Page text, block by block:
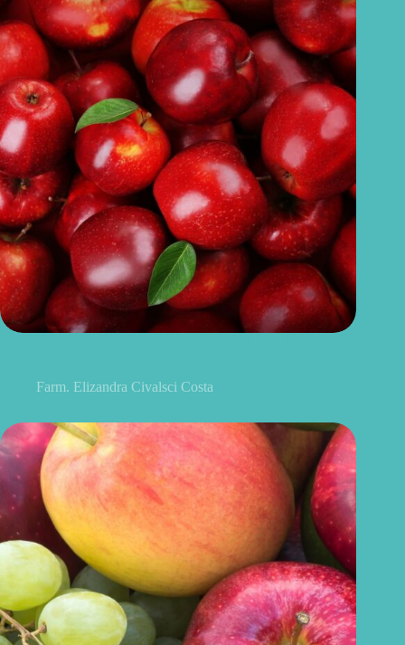
Farm. Elizandra Civalsci Costa